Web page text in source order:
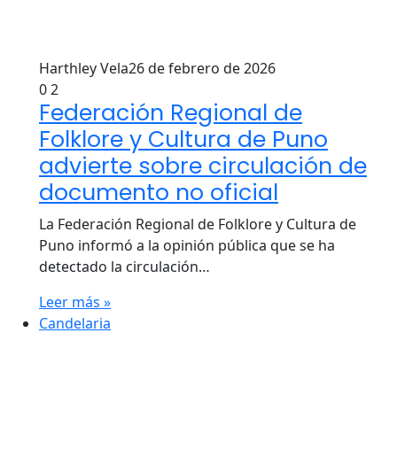
Harthley Vela26 de febrero de 2026
02
Federación Regional de
Folklore y Cultura de Puno
advierte sobre circulación de
documento no oficial
La Federación Regional de Folklore y Cultura de
Puno informó a la opinión pública que se ha
detectado la circulación…
Leer más »
Candelaria